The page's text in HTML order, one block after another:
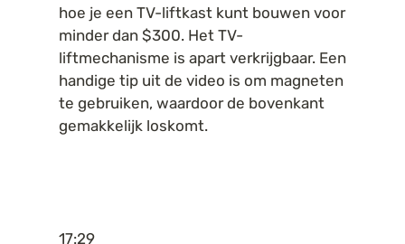
hoe je een TV-liftkast kunt bouwen voor
minder dan $300. Het TV-
liftmechanisme is apart verkrijgbaar. Een
handige tip uit de video is om magneten
te gebruiken, waardoor de bovenkant
gemakkelijk loskomt.
17:29